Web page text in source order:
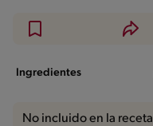
Ingredientes
No incluido en la receta